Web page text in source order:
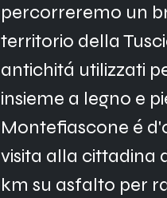
percorreremo un
territorio della
antichitá utilizzati
insieme a legno e
Montefiascone é
visita alla cittadina
km su asfalto per